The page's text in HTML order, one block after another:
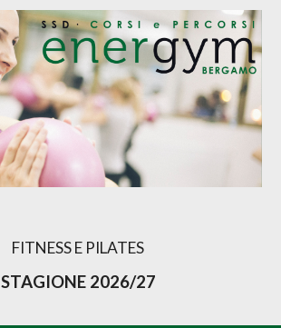
FITNESS E PILATES
STAGIONE 2026/27